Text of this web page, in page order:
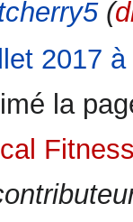
(
2017 à
la